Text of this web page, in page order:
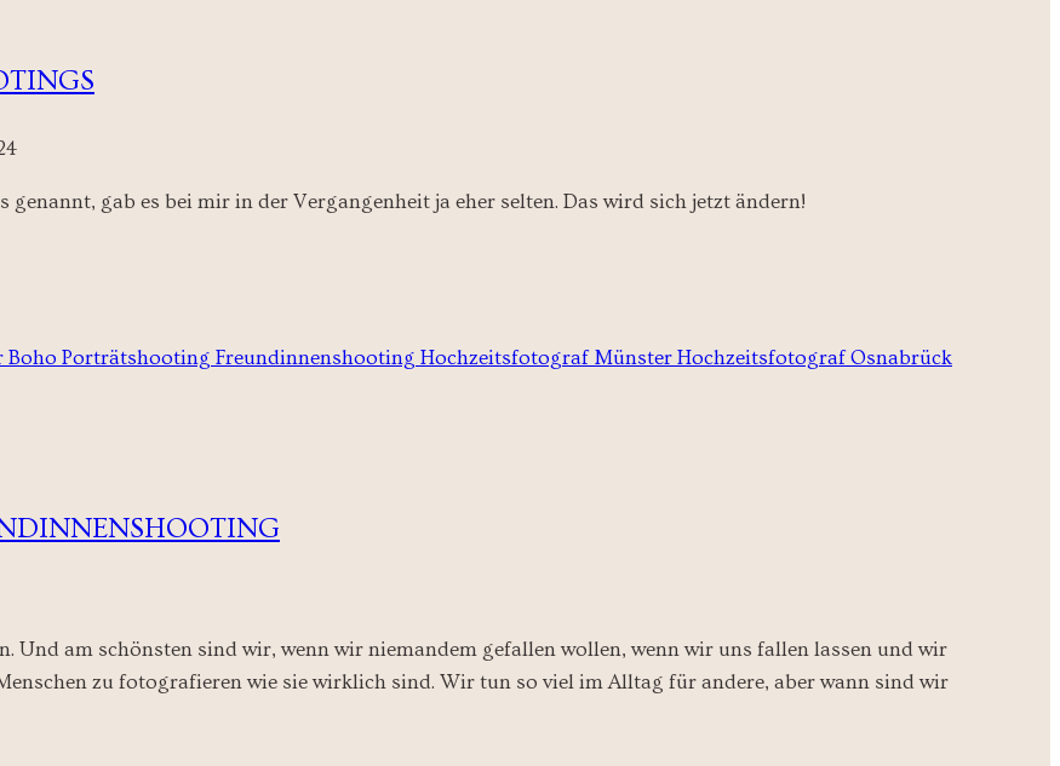
gab es bei mir in der Vergangenheit ja eher selten. Das wird sich jetzt ändern!
Und am schönsten sind wir, wenn wir niemandem gefallen wollen, wenn wir uns fallen lassen und wir
zu fotografieren wie sie wirklich sind. Wir tun so viel im Alltag für andere, aber wann sind wir